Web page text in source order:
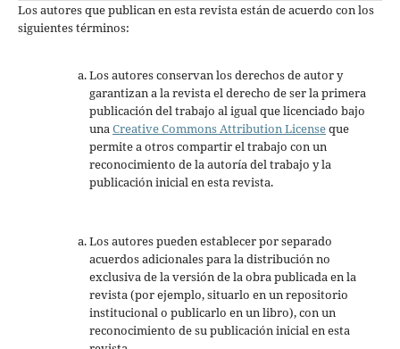
Los autores que publican en esta revista están de acuerdo con los
siguientes términos:
Los autores conservan los derechos de autor y
garantizan a la revista el derecho de ser la primera
publicación del trabajo al igual que licenciado bajo
unaCreative Commons Attribution Licenseque
permite a otros compartir el trabajo con un
reconocimiento de la autoría del trabajo y la
publicación inicial en esta revista.
Los autores pueden establecer por separado
acuerdos adicionales para la distribución no
exclusiva de la versión de la obra publicada en la
revista (por ejemplo, situarlo en un repositorio
institucional o publicarlo en un libro), con un
reconocimiento de su publicación inicial en esta